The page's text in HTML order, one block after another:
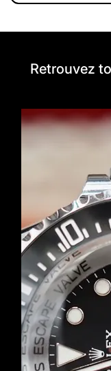
Retrouvez